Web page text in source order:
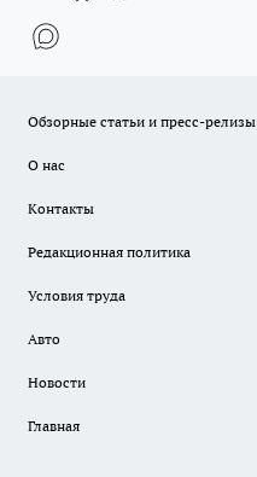
Обзорные статьи и пресс-релизы
О нас
Контакты
Редакционная политика
Условия труда
Авто
Новости
Главная